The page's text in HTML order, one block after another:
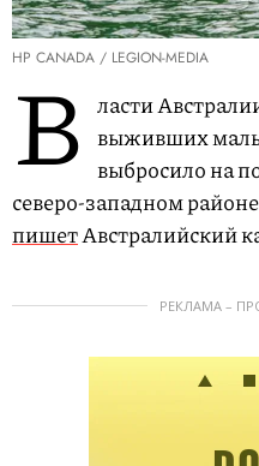
HP CANADA / LEGION-MEDIA
В ласти
выживших
выбросило на
северо-западном
пишетАвстралийский
РЕКЛАМА –